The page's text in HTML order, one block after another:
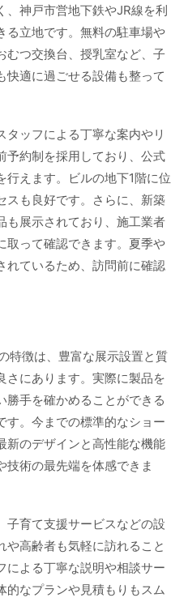
、神戸市営地下鉄やJR線を利
る立地です。無料の駐車場や
むつ交換台、授乳室など、子
快適に過ごせる設備も整って
タッフによる丁寧な案内やリ
予約制を採用しており、公式
行えます。ビルの地下1階に位
スも良好です。さらに、新築
も展示されており、施工業者
取って確認できます。夏季や
れているため、訪問前に確認
特徴は、豊富な展示設置と質
さにあります。実際に製品を
勝手を確かめることができる
す。今までの標準的なショー
新のデザインと高性能な機能
技術の最先端を体感できま
子育て支援サービスなどの設
高齢者も気軽に訪れること
による丁寧な説明や相談サー
的なプランや見積もりもスム